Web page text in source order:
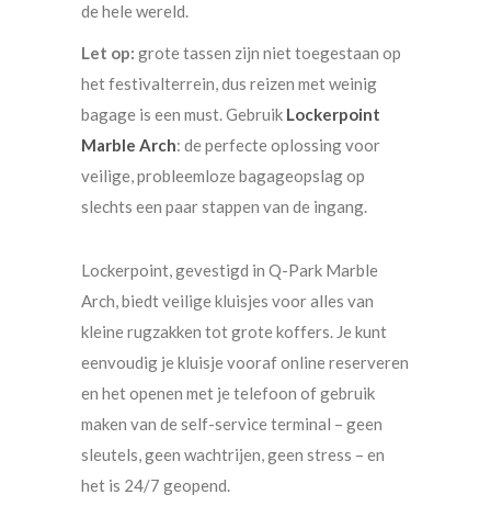
de hele wereld.
Let op: grote tassen zijn niet toegestaan op
het festivalterrein, dus reizen met weinig
bagage is een must. Gebruik Lockerpoint
Marble Arch: de perfecte oplossing voor
veilige, probleemloze bagageopslag op
slechts een paar stappen van de ingang.
Lockerpoint, gevestigd in Q-Park Marble
Arch, biedt veilige kluisjes voor alles van
kleine rugzakken tot grote koffers. Je kunt
eenvoudig je kluisje vooraf online reserveren
en het openen met je telefoon of gebruik
maken van de self-service terminal – geen
sleutels, geen wachtrijen, geen stress – en
het is 24/7 geopend.